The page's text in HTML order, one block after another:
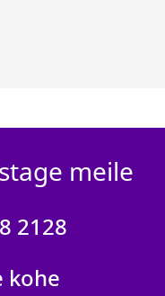
meile
2128
kohe